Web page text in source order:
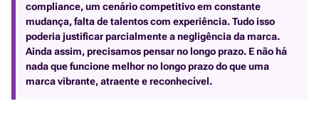
compliance, um cenário competitivo em constante
mudança, falta de talentos com experiência. Tudo isso
poderia justificar parcialmente a negligência da marca.
Ainda assim, precisamos pensar no longo prazo. E não há
nada que funcione melhor no longo prazo do que uma
marca vibrante, atraente e reconhecível.